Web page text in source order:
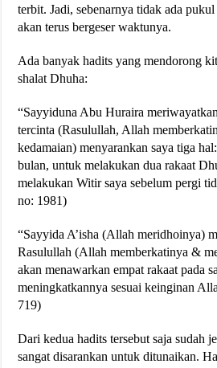
terbit. Jadi, sebenarnya tidak ada
akan terus bergeser waktunya.
Ada banyak hadits yang mendorong
shalat Dhuha:
“Sayyiduna Abu Huraira
tercinta (Rasulullah, Allah
kedamaian) menyarankan saya tiga
bulan, untuk melakukan dua rakaat
melakukan Witir saya sebelum pergi
no: 1981)
“Sayyida A’isha (Allah meridhoinya)
Rasulullah (Allah memberkatinya &
akan menawarkan empat rakaat pada
meningkatkannya sesuai keinginan
719)
Dari kedua hadits tersebut saja sudah
sangat disarankan untuk ditunaikan.